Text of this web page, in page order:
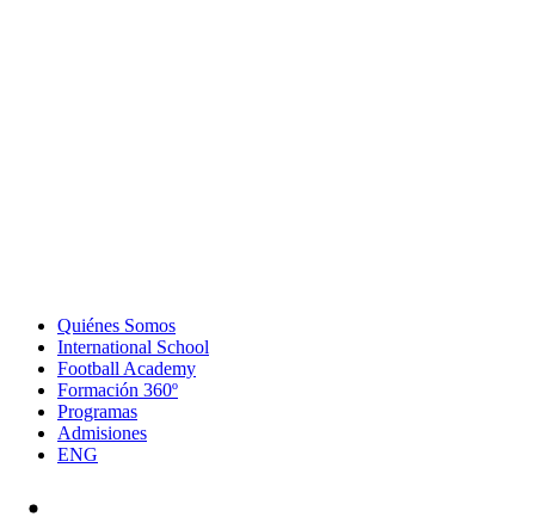
Quiénes Somos
International School
Football Academy
Formación 360º
Programas
Admisiones
ENG